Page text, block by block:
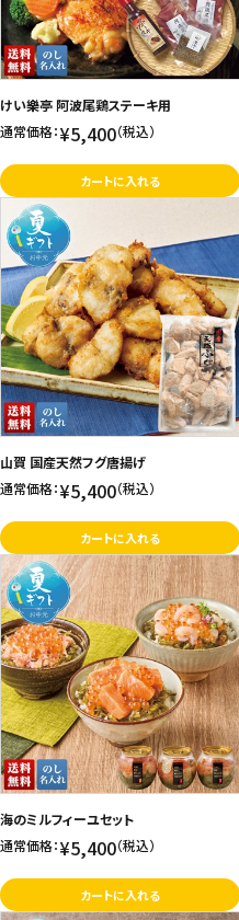
けい樂亭 阿波尾鶏ステーキ用
通常価格：¥5,400（税込）
カートに入れる
山賀 国産天然フグ唐揚げ
通常価格：¥5,400（税込）
カートに入れる
海のミルフィーユセット
通常価格：¥5,400（税込）
カートに入れる